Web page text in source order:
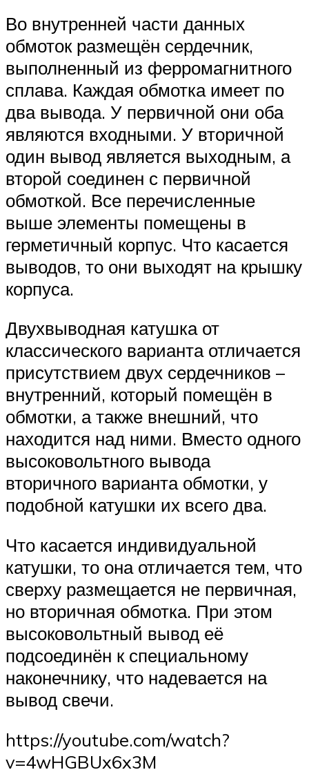
Во внутренней части данных
обмоток размещён сердечник,
выполненный из ферромагнитного
сплава. Каждая обмотка имеет по
два вывода. У первичной они оба
являются входными. У вторичной
один вывод является выходным, а
второй соединен с первичной
обмоткой. Все перечисленные
выше элементы помещены в
герметичный корпус. Что касается
выводов, то они выходят на крышку
корпуса.
Двухвыводная катушка от
классического варианта отличается
присутствием двух сердечников –
внутренний, который помещён в
обмотки, а также внешний, что
находится над ними. Вместо одного
высоковольтного вывода
вторичного варианта обмотки, у
подобной катушки их всего два.
Что касается индивидуальной
катушки, то она отличается тем, что
сверху размещается не первичная,
но вторичная обмотка. При этом
высоковольтный вывод её
подсоединён к специальному
наконечнику, что надевается на
вывод свечи.
https://youtube.com/watch?
v=4wHGBUx6x3M